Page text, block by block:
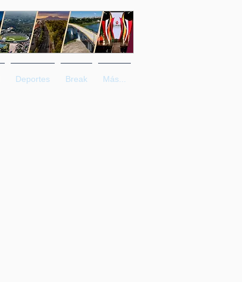
Deportes Break Más...